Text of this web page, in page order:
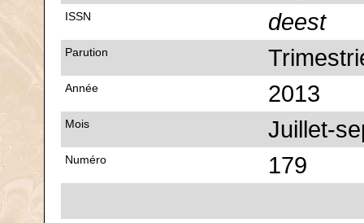
ISSN deest
Parution
Année 2013
Mois Juillet-
Numéro 179